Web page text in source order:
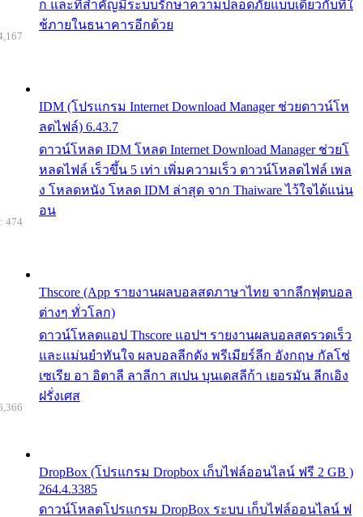
ก และที่สำคัญมีระบบรักษาความปลอดภัยแบบเดียวกับที่ใ
ช้ภายในธนาคารอีกด้วย
IDM (โปรแกรม Internet Download Manager ช่วยดาวน์โห
ลดไฟล์) 6.43.7
ดาวน์โหลด IDM โหลด Internet Download Manager ช่วยโ
หลดไฟล์ เร็วขึ้น 5 เท่า เพิ่มความเร็ว ดาวน์โหลดไฟล์ เพล
ง โหลดหนัง โหลด IDM ล่าสุด จาก Thaiware ไว้ใจได้แน่น
อน
Thscore (App รายงานผลบอลสดภาษาไทย จากลีกฟุตบอล
ต่างๆ ทั่วโลก)
ดาวน์โหลดแอป Thscore แอปฯ รายงานผลบอลสดรวดเร็ว
และแม่นยำทันใจ ผลบอลลีกดัง พรีเมียร์ลีก อังกฤษ กัลโช่
เซเรีย อา อิตาลี ลาลีกา สเปน บุนเดสลีก้า เยอรมัน ลีกเอิง
ฝรั่งเศส
474
DropBox (โปรแกรม Dropbox เก็บไฟล์ออนไลน์ ฟรี 2 GB )
264.4.3385
ดาวน์โหลดโปรแกรม DropBox ระบบ เก็บไฟล์ออนไลน์ ฟ